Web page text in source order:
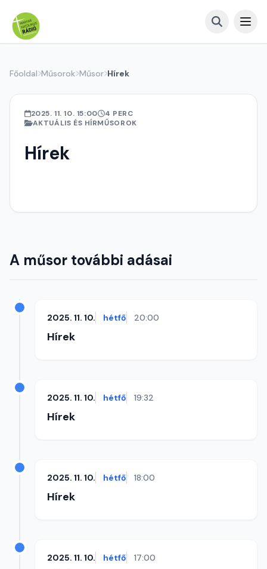
Főoldal Műsorok Műsor Hírek
2025. 11. 10. 15:00
4 PERC
AKTUÁLIS ÉS HÍRMŰSOROK
Hírek
A műsor további adásai
2025. 11. 10. hétfő 20:00
Hírek
2025. 11. 10. hétfő 19:32
Hírek
2025. 11. 10. hétfő 18:00
Hírek
2025. 11. 10. hétfő 17:00